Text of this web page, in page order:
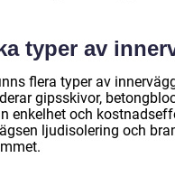
typer av
flera typer av
gipsskivor,
enkelhet och
ljudisolering och